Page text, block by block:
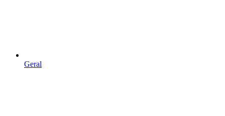
Geral